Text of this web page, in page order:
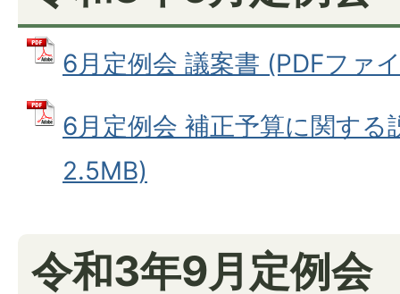
6月定例会 議案書 (PDFファ
6月定例会 補正予算に関する
2.5MB)
令和3年9月定例会